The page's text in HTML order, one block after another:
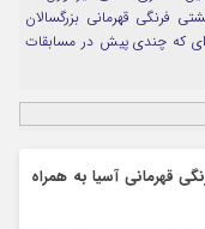
فرنگی قهرمانی بزرگسالان
که چندی پیش در مسابقات
قهرمانی آسیا به همراه